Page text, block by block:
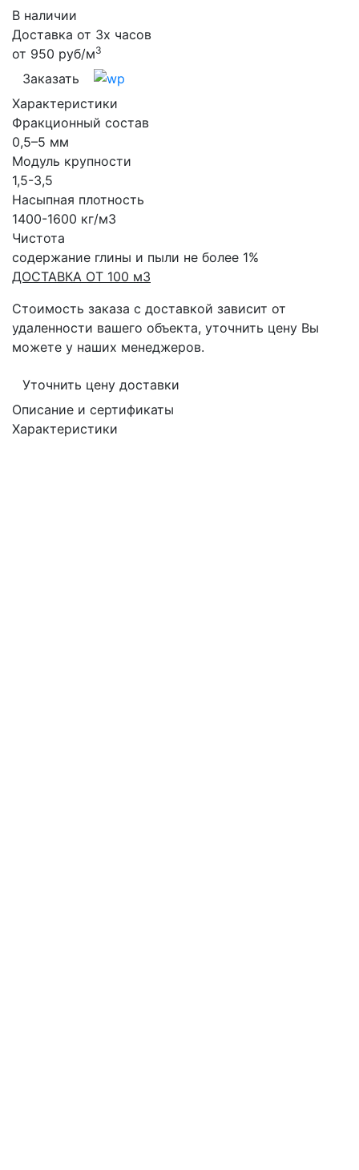
В наличии
Доставка от 3х часов
от 950 руб/м3
Заказать
Характеристики
Фракционный состав
0,5–5 мм
Модуль крупности
1,5-3,5
Насыпная плотность
1400-1600 кг/м3
Чистота
содержание глины и пыли не более 1%
ДОСТАВКА ОТ 100 м3
Стоимость заказа с доставкой зависит от
удаленности вашего объекта, уточнить цену Вы
можете у наших менеджеров.
Уточнить цену доставки
Описание и сертификаты
Характеристики